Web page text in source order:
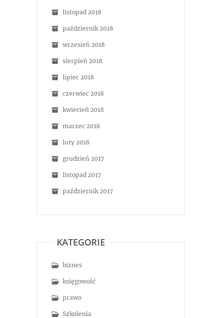
listopad 2018
październik 2018
wrzesień 2018
sierpień 2018
lipiec 2018
czerwiec 2018
kwiecień 2018
marzec 2018
luty 2018
grudzień 2017
listopad 2017
październik 2017
KATEGORIE
biznes
księgowość
prawo
Szkolenia